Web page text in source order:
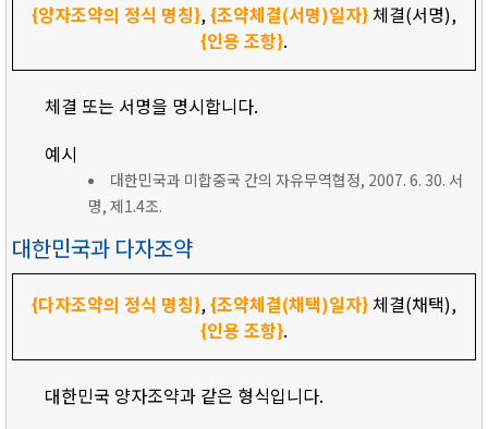
{양자조약의 정식 명칭},{조약체결(서명)일자} 체결(서명),
{인용 조항}.
체결 또는 서명을 명시합니다.
예시
대한민국과 미합중국 간의 자유무역협정, 2007. 6. 30. 서
명, 제1.4조.
대한민국과 다자조약
{다자조약의 정식 명칭},{조약체결(채택)일자} 체결(채택),
{인용 조항}.
대한민국 양자조약과 같은 형식입니다.